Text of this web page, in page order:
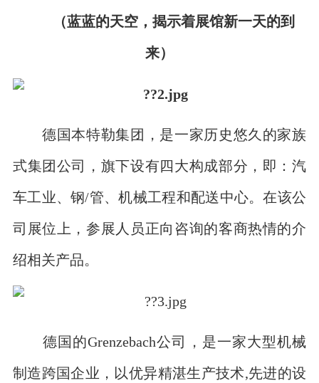
（蓝蓝的天空，揭示着展馆新一天的到
来）
德国本特勒集团，是一家历史悠久的家族
式集团公司，旗下设有四大构成部分，即：汽
车工业、钢/管、机械工程和配送中心。在该公
司展位上，参展人员正向咨询的客商热情的介
绍相关产品。
德国的Grenzebach公司，是一家大型机械
制造跨国企业，以优异精湛生产技术,先进的设